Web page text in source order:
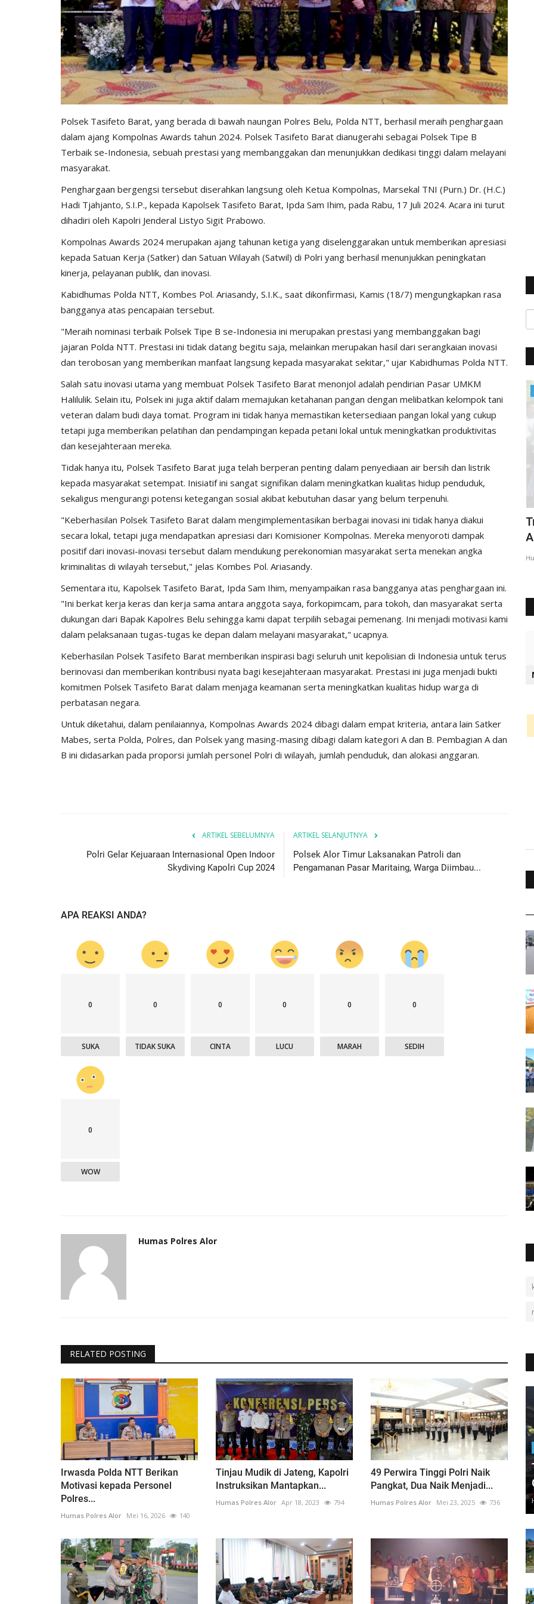
Polsek Tasifeto Barat, yang berada di bawah naungan Polres Belu, Polda NTT, berhasil meraih penghargaan
dalam ajang Kompolnas Awards tahun 2024. Polsek Tasifeto Barat dianugerahi sebagai Polsek Tipe B
Terbaik se-Indonesia, sebuah prestasi yang membanggakan dan menunjukkan dedikasi tinggi dalam melayani
masyarakat.
Penghargaan bergengsi tersebut diserahkan langsung oleh Ketua Kompolnas, Marsekal TNI (Purn.) Dr. (H.C.)
Hadi Tjahjanto, S.I.P., kepada Kapolsek Tasifeto Barat, Ipda Sam Ihim, pada Rabu, 17 Juli 2024. Acara ini turut
dihadiri oleh Kapolri Jenderal Listyo Sigit Prabowo.
Kompolnas Awards 2024 merupakan ajang tahunan ketiga yang diselenggarakan untuk memberikan apresiasi
kepada Satuan Kerja (Satker) dan Satuan Wilayah (Satwil) di Polri yang berhasil menunjukkan peningkatan
kinerja, pelayanan publik, dan inovasi.
Kabidhumas Polda NTT, Kombes Pol. Ariasandy, S.I.K., saat dikonfirmasi, Kamis (18/7) mengungkapkan rasa
bangganya atas pencapaian tersebut.
"Meraih nominasi terbaik Polsek Tipe B se-Indonesia ini merupakan prestasi yang membanggakan bagi
jajaran Polda NTT. Prestasi ini tidak datang begitu saja, melainkan merupakan hasil dari serangkaian inovasi
dan terobosan yang memberikan manfaat langsung kepada masyarakat sekitar," ujar Kabidhumas Polda NTT.
Salah satu inovasi utama yang membuat Polsek Tasifeto Barat menonjol adalah pendirian Pasar UMKM
Halilulik. Selain itu, Polsek ini juga aktif dalam memajukan ketahanan pangan dengan melibatkan kelompok tani
veteran dalam budi daya tomat. Program ini tidak hanya memastikan ketersediaan pangan lokal yang cukup
tetapi juga memberikan pelatihan dan pendampingan kepada petani lokal untuk meningkatkan produktivitas
dan kesejahteraan mereka.
Tidak hanya itu, Polsek Tasifeto Barat juga telah berperan penting dalam penyediaan air bersih dan listrik
kepada masyarakat setempat. Inisiatif ini sangat signifikan dalam meningkatkan kualitas hidup penduduk,
sekaligus mengurangi potensi ketegangan sosial akibat kebutuhan dasar yang belum terpenuhi.
"Keberhasilan Polsek Tasifeto Barat dalam mengimplementasikan berbagai inovasi ini tidak hanya diakui
secara lokal, tetapi juga mendapatkan apresiasi dari Komisioner Kompolnas. Mereka menyoroti dampak
positif dari inovasi-inovasi tersebut dalam mendukung perekonomian masyarakat serta menekan angka
kriminalitas di wilayah tersebut," jelas Kombes Pol. Ariasandy.
Sementara itu, Kapolsek Tasifeto Barat, Ipda Sam Ihim, menyampaikan rasa bangganya atas penghargaan ini.
"Ini berkat kerja keras dan kerja sama antara anggota saya, forkopimcam, para tokoh, dan masyarakat serta
dukungan dari Bapak Kapolres Belu sehingga kami dapat terpilih sebagai pemenang. Ini menjadi motivasi kami
dalam pelaksanaan tugas-tugas ke depan dalam melayani masyarakat," ucapnya.
Keberhasilan Polsek Tasifeto Barat memberikan inspirasi bagi seluruh unit kepolisian di Indonesia untuk terus
berinovasi dan memberikan kontribusi nyata bagi kesejahteraan masyarakat. Prestasi ini juga menjadi bukti
komitmen Polsek Tasifeto Barat dalam menjaga keamanan serta meningkatkan kualitas hidup warga di
perbatasan negara.
Untuk diketahui, dalam penilaiannya, Kompolnas Awards 2024 dibagi dalam empat kriteria, antara lain Satker
Mabes, serta Polda, Polres, dan Polsek yang masing-masing dibagi dalam kategori A dan B. Pembagian A dan
B ini didasarkan pada proporsi jumlah personel Polri di wilayah, jumlah penduduk, dan alokasi anggaran.
ARTIKEL SEBELUMNYA
Polri Gelar Kejuaraan Internasional Open Indoor
Skydiving Kapolri Cup 2024
ARTIKEL SELANJUTNYA
Polsek Alor Timur Laksanakan Patroli dan
Pengamanan Pasar Maritaing, Warga Diimbau...
APA REAKSI ANDA?
0
SUKA
0
TIDAK SUKA
0
CINTA
0
LUCU
0
MARAH
0
SEDIH
0
WOW
Humas Polres Alor
RELATED POSTING
Irwasda Polda NTT Berikan
Motivasi kepada Personel
Polres...
Humas Polres Alor Mei 16, 2026 140
Tinjau Mudik di Jateng, Kapolri
Instruksikan Mantapkan...
Humas Polres Alor Apr 18, 2023 794
49 Perwira Tinggi Polri Naik
Pangkat, Dua Naik Menjadi...
Humas Polres Alor Mei 23, 2025 736
Marapi Yang
Ketua Komisi III: Polri Berhasil
Aktualisasi Peran Pelayanan...
BERANDA
Kasus Pedagang Dipukul Preman Jadi
Tersangka Tak Profesional,...
Humas Polres Alor